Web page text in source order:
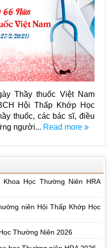
Thầy thuốc Việt Nam
Hội Thấp Khớp Học
thuốc, các bác sĩ, điều
người... Read more
Học Thường Niên HRA
niên Hội Thấp Khớp Học
Thường Niên 2026